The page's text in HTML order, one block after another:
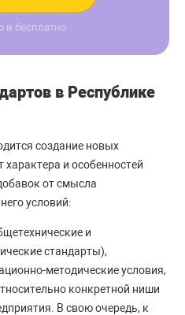
и бесплатно
в Республике
создание новых
характера и особенностей
от смысла
условий:
и
стандарты),
методические условия,
конкретной ниши
В свою очередь, к